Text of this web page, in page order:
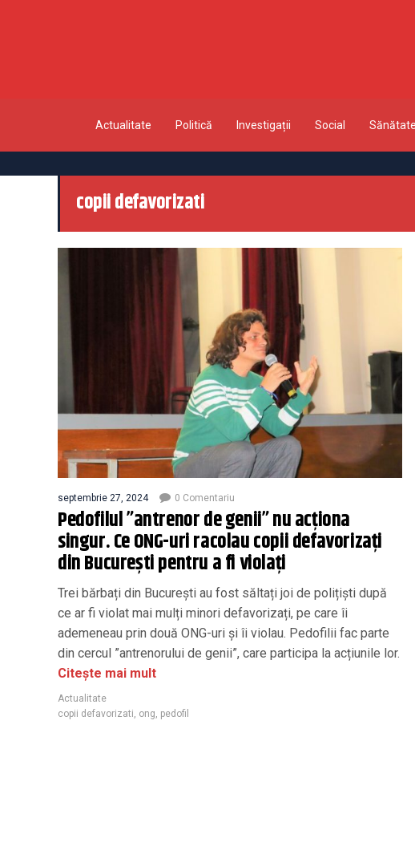
Actualitate Politică Investigații Social Sănătate
copii defavorizati
septembrie 27, 2024 0 Comentariu
Pedofilul ”antrenor de genii” nu acționa
singur. Ce ONG-uri racolau copii defavorizați
din București pentru a fi violați
Trei bărbați din București au fost săltați joi de polițiști după
ce ar fi violat mai mulți minori defavorizați, pe care îi
ademeneau prin două ONG-uri și îi violau. Pedofilii fac parte
din cercul ”antrenorului de genii”, care participa la acțiunile lor.
Citește mai mult
Actualitate
copii defavorizati ong pedofil